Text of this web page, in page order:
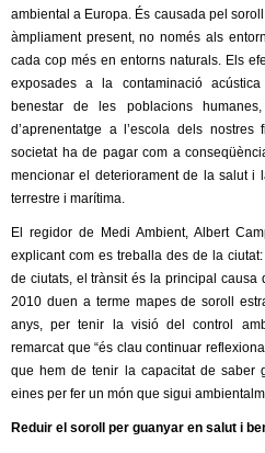
ambiental a Europa. És causada pel
àmpliament present, no només als
cada cop més en entorns naturals. Els
exposades a la contaminació
benestar de les poblacions
d’aprenentatge a l’escola dels
societat ha de pagar com a
mencionar el deteriorament de la salut i
terrestre i marítima.
El regidor de Medi Ambient, Albert
explicant com es treballa des de la
de ciutats, el trànsit és la principal causa
2010 duen a terme mapes de soroll
anys, per tenir la visió del control
remarcat que “és clau continuar
que hem de tenir la capacitat de saber
eines per fer un món que sigui
Reduir el soroll per guanyar en salut i